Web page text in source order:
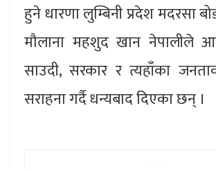
हुने धारणा लुम्बिनी प्रदेश मदरसा
मौलाना महशुद खान नेपालीले
साउदी, सरकार र त्यहाँका
सराहना गर्दै धन्यबाद दिएका छन् ।